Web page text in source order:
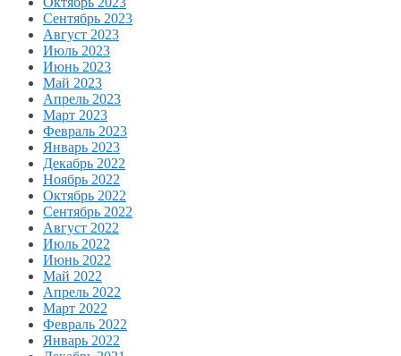
Сентябрь 2023
Август 2023
Июль 2023
Июнь 2023
Май 2023
Апрель 2023
Март 2023
Февраль 2023
Январь 2023
Декабрь 2022
Ноябрь 2022
Октябрь 2022
Сентябрь 2022
Август 2022
Июль 2022
Июнь 2022
Май 2022
Апрель 2022
Март 2022
Февраль 2022
Январь 2022